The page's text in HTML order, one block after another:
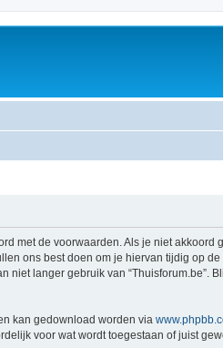
met de voorwaarden. Als je niet akkoord
ons best doen om je hiervan tijdig op
langer gebruik van “Thuisforum.be”.
kan gedownload worden via
voor wat wordt toegestaan of juist